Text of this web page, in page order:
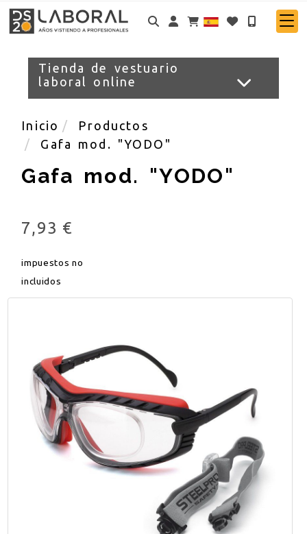
Identifícate
Tienda de vestuario
laboral online
Inicio
Productos
Gafa mod. "YODO"
Gafa mod. "YODO"
7,93 €
impuestos no
incluidos